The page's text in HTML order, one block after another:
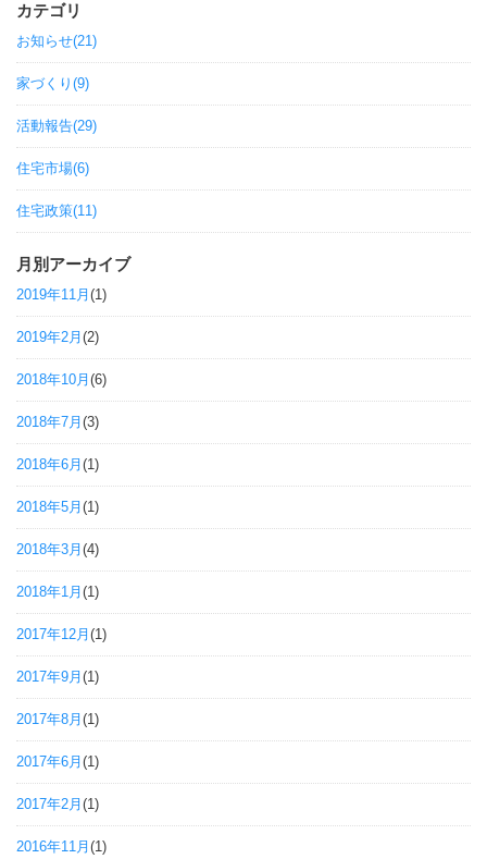
カテゴリ
お知らせ(21)
家づくり(9)
活動報告(29)
住宅市場(6)
住宅政策(11)
月別アーカイブ
2019年11月 (1)
2019年2月 (2)
2018年10月 (6)
2018年7月 (3)
2018年6月 (1)
2018年5月 (1)
2018年3月 (4)
2018年1月 (1)
2017年12月 (1)
2017年9月 (1)
2017年8月 (1)
2017年6月 (1)
2017年2月 (1)
2016年11月 (1)